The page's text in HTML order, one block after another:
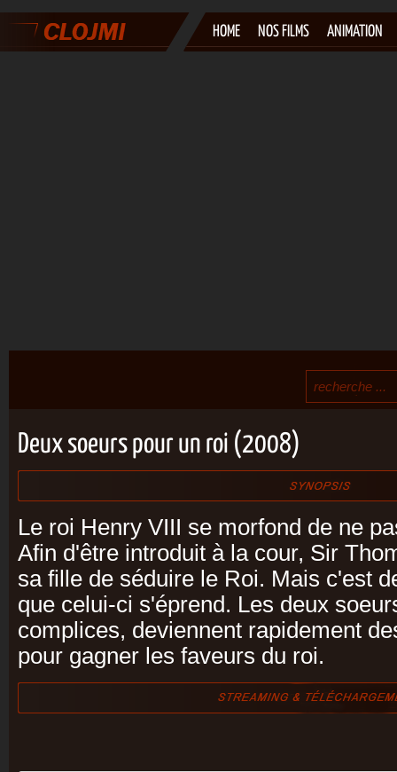
HOME NOS FILMS ANIMATION
Deux soeurs pour un roi (2008)
Le roi Henry VIII se morfond de ne
Afin d'être introduit à la cour, Sir
sa fille de séduire le Roi. Mais c'est
que celui-ci s'éprend. Les deux
complices, deviennent rapidement
pour gagner les faveurs du roi.